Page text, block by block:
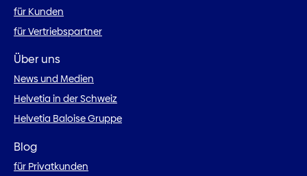
für Kunden
für Vertriebspartner
Über uns
News und Medien
Helvetia in der Schweiz
Helvetia Baloise Gruppe
Blog
für Privatkunden